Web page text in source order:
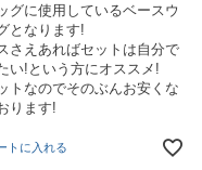
グに使用しているベースウ
となります!
さえあればセットは自分で
い!という方にオススメ!
トなのでそのぶんお安くな
ります!
トに入れる